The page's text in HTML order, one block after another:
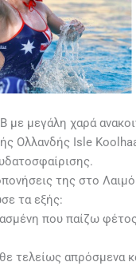
με μεγάλη χαρά
Ολλανδής Isle
της στο
τα εξής:
που παίζω
τελείως απρόσμενα